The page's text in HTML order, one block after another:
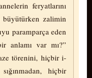
feryatlarını
büyütürken zalimin
paramparça eden
anlamı var mı?”
törenini, hiçbir i­
hiçbir